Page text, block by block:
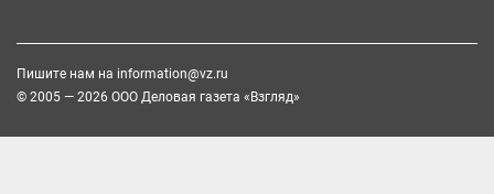
Пишите нам на information@vz.ru
© 2005 — 2026 ООО Деловая газета «Взгляд»